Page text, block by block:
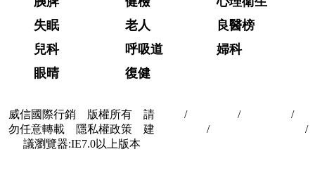
失眠
老人
良醫榜
兒科
呼吸道
婦科
眼晴
復健
威信國際行銷 版權所有 請
勿任意轉載 隱私權政策 建
議瀏覽器:IE7.0以上版本
/ / /
/
/